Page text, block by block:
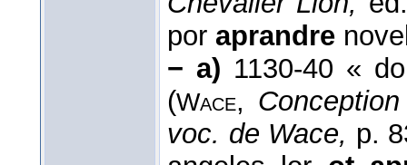
por aprandre
− a) 1130-40 «
(Wace,
voc. de Wace, p.